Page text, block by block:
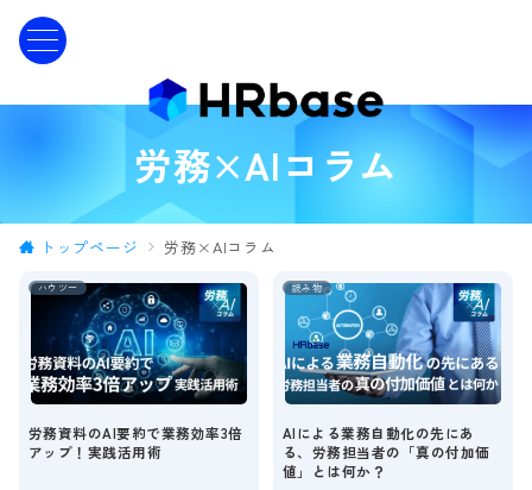
労務×AIコラム
トップページ 労務×AIコラム
ハウツー
労務資料のAI要約で業務効率3倍
アップ！実践活用術
読み物
AIによる業務自動化の先にあ
る、労務担当者の「真の付加価
値」とは何か？